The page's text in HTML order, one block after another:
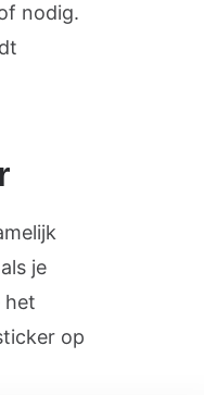
nodig.
je
het
op